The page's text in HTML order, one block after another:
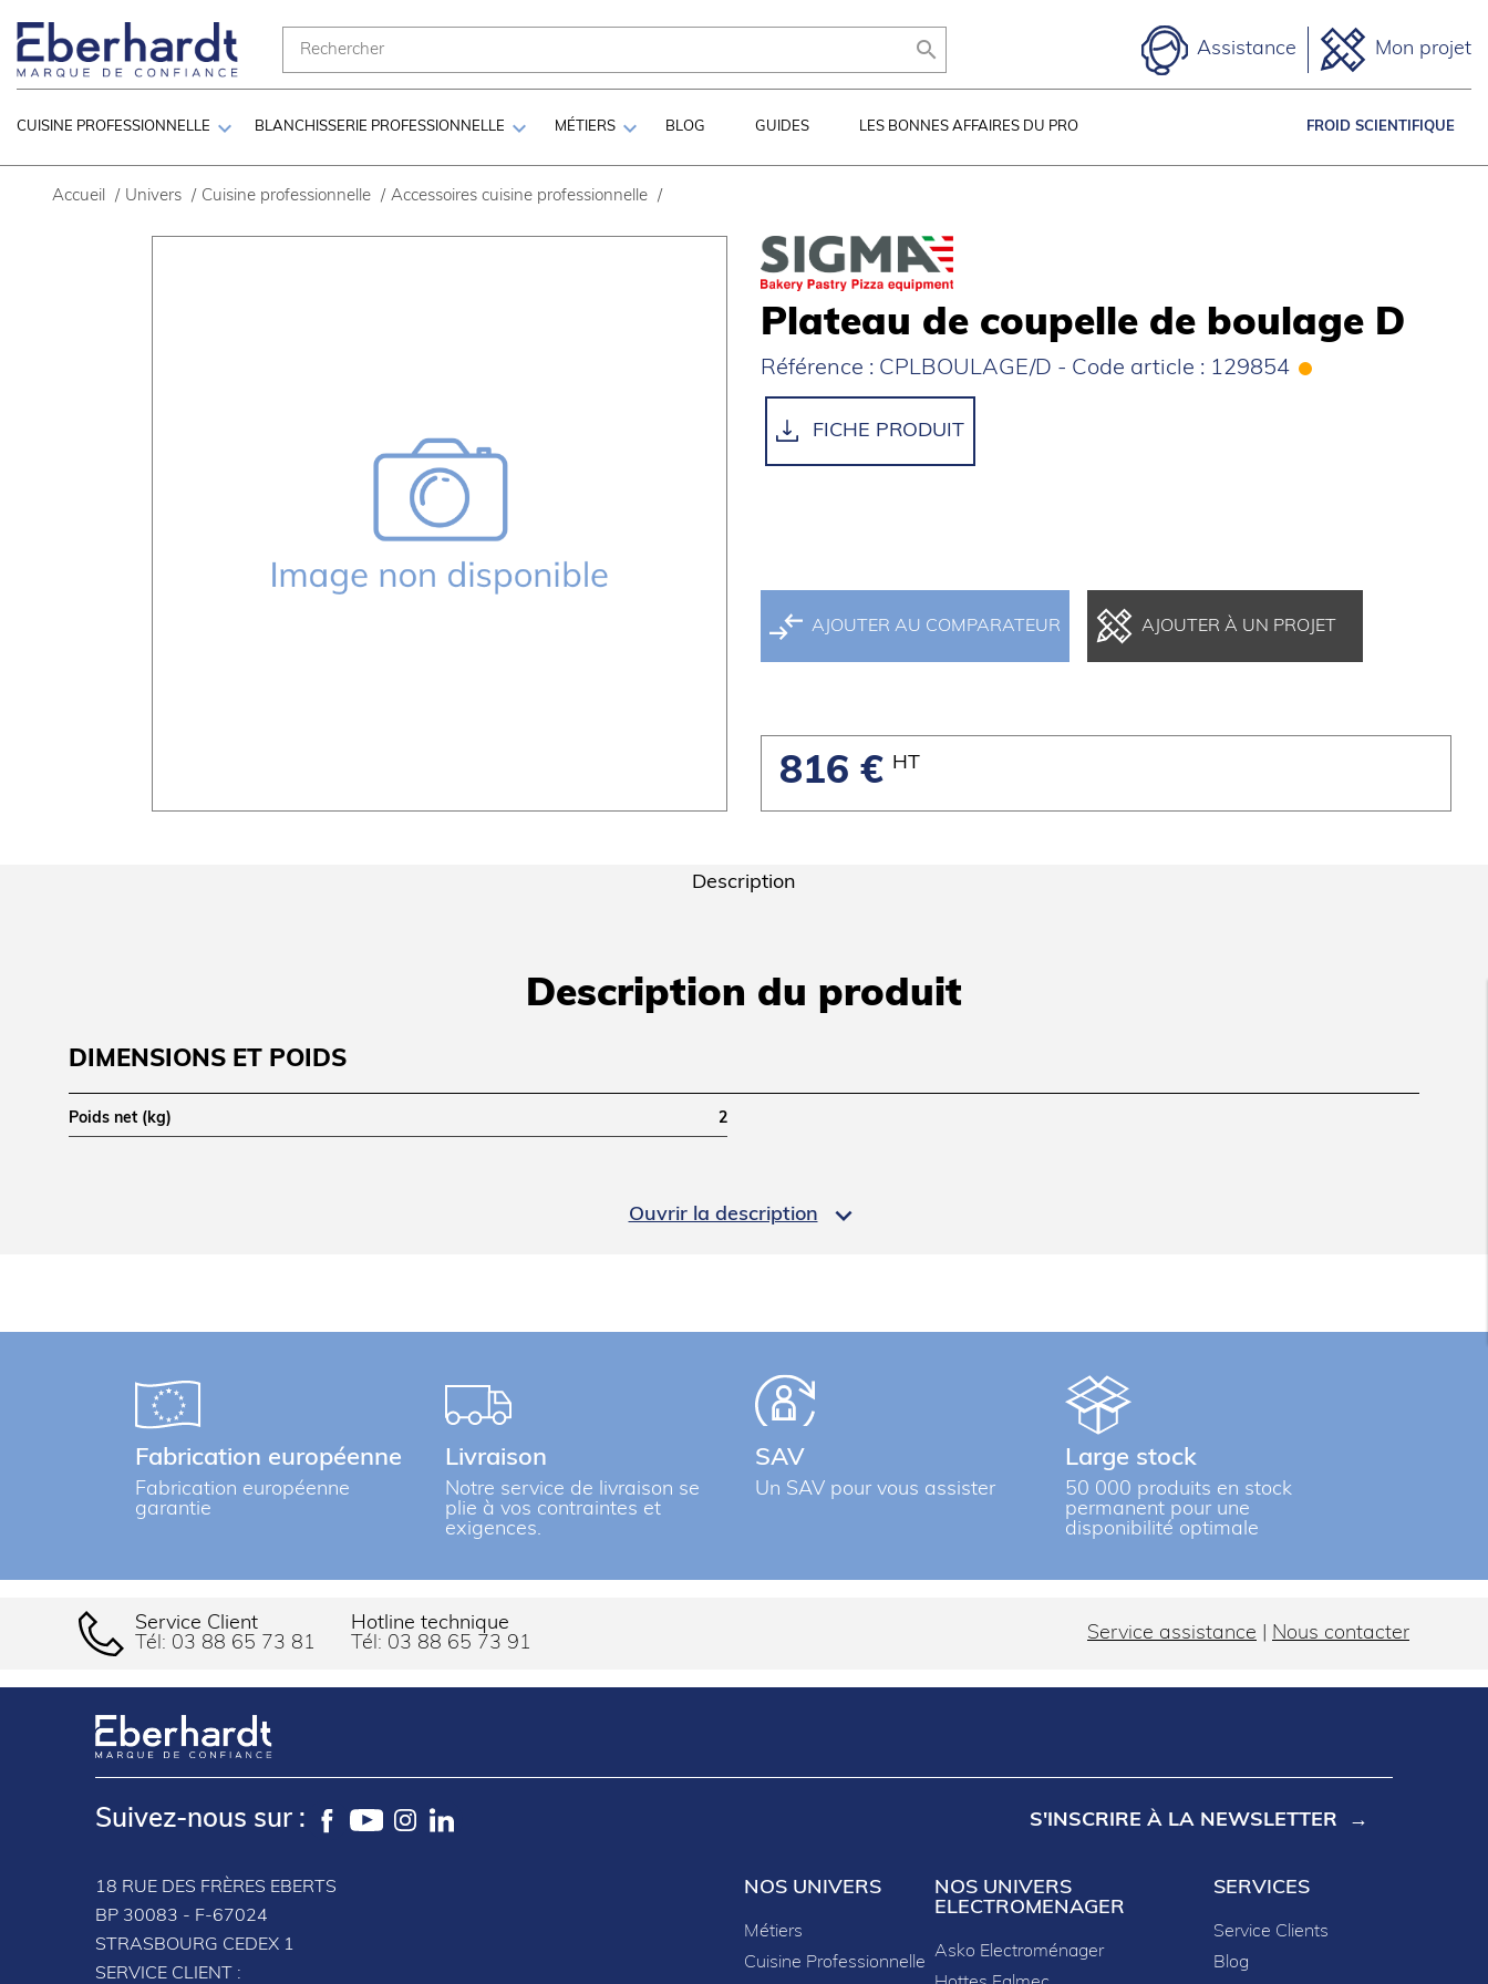
 Assistance Mon projet
CUISINE PROFESSIONNELLE  BLANCHISSERIE PROFESSIONNELLE  MÉTIERS  BLOG GUIDES LES BONNES AFFAIRES DU PRO FROID SCIENTIFIQUE
Accueil / Univers / Cuisine professionnelle / Accessoires cuisine professionnelle /
Plateau de coupelle de boulage D
Référence : CPLBOULAGE/D - Code article : 129854
FICHE PRODUIT
AJOUTER AU COMPARATEUR AJOUTER À UN PROJET
816 € HT
Description
Ouvrir la description 
Description du produit
DIMENSIONS ET POIDS
Poids net (kg) 2
Pour pâtons 110 à 150g.
Fabrication européenne
Fabrication européenne
garantie
Livraison
Notre service de livraison se
plie à vos contraintes et
exigences.
SAV
Un SAV pour vous assister
Large stock
50 000 produits en stock
permanent pour une
disponibilité optimale
Service Client
Tél: 03 88 65 73 81
Hotline technique
Tél: 03 88 65 73 91 Service assistance Nous contacter
Suivez-nous sur : S'INSCRIRE À LA NEWSLETTER
18 RUE DES FRÈRES EBERTS
BP 30083 - F-67024
STRASBOURG CEDEX 1
SERVICE CLIENT :
NOS UNIVERS
Métiers
Cuisine Professionnelle
NOS UNIVERS
ELECTROMENAGER
Asko Electroménager
SERVICES
Service Clients
Blog